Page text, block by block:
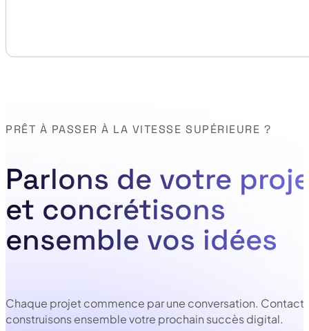
Parlons de votre
et concrétisons
ensemble vos idées
PRÊT À PASSER À LA VITESSE SUPÉRIEURE ?
Chaque projet commence par une conversation.
construisons ensemble votre prochain succès digital.